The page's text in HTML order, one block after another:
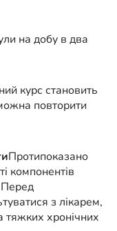
на добу в два
курс становить
повторити
Протипоказано
компонентів
Перед
з лікарем,
тяжких хронічних